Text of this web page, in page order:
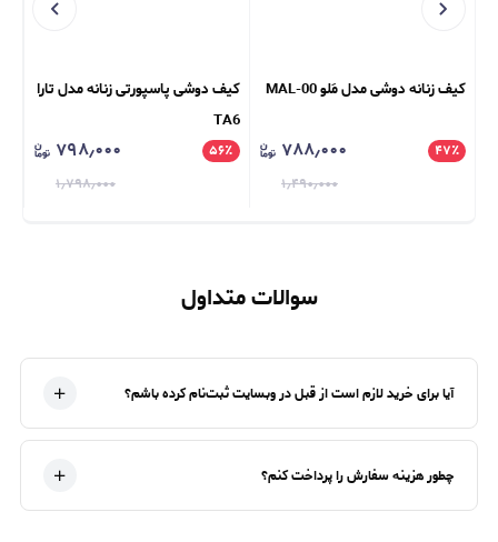
کیف زنانه دوشی مدل مَلو MAL-00
۴۷٪ ۷۸۸٫۰۰۰
۱٫۴۹۰٫۰۰۰
کیف دوشی پاسپورتی زنانه مدل تارا
TA6
۵۶٪ ۷۹۸٫۰۰۰
۱٫۷۹۸٫۰۰۰
سوالات متداول
آیا برای خرید لازم است از قبل در وبسایت ثبت‌نام کرده باشم؟
چطور هزینه سفارش را پرداخت کنم؟